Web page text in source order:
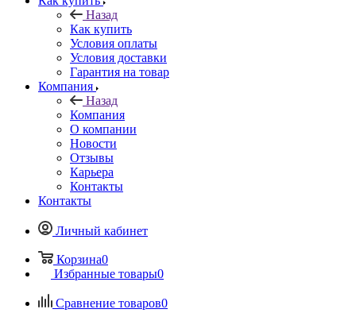
Назад
Как купить
Условия оплаты
Условия доставки
Гарантия на товар
Компания
Назад
Компания
О компании
Новости
Отзывы
Карьера
Контакты
Контакты
Личный кабинет
Корзина0
Избранные товары0
Сравнение товаров0